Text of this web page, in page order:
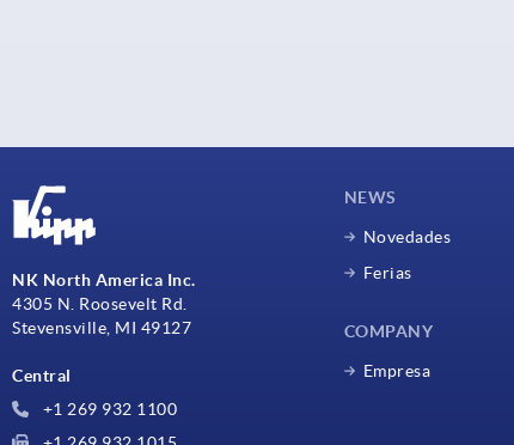
NK North America Inc.
4305 N. Roosevelt Rd.
Stevensville, MI 49127
Central
+1 269 932 1100
NEWS
Novedades
Ferias
COMPANY
Empresa